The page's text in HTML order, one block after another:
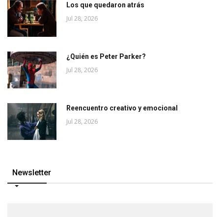
Los que quedaron atrás
Jul 28, 2026
¿Quién es Peter Parker?
Jul 28, 2026
Reencuentro creativo y emocional
Jul 28, 2026
Newsletter